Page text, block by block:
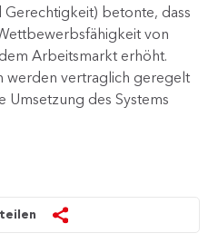
Gerechtigkeit) betonte, dass
von
Arbeitsmarkt erhöht.
werden vertraglich geregelt
Umsetzung des Systems